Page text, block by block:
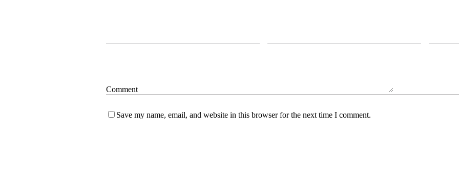
Save my name, email, and website in this browser for the next time I comment.
Comment